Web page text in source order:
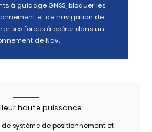
à guidage GNSS, bloquer les
et de navigation de
ses forces à opérer dans un
de Nav.
haute puissance
système de positionnement et